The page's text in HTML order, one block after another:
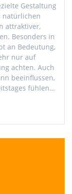
Gestaltung
natürlichen
attraktiver,
Besonders in
an Bedeutung,
nur auf
achten. Auch
beeinflussen,
fühlen…